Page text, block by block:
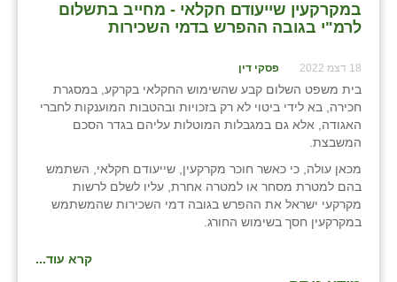
במקרקעין שייעודם חקלאי - מחייב בתשלום
לרמ"י בגובה ההפרש בדמי השכירות
18 דצמ 2022 פסקי דין
בית משפט השלום קבע שהשימוש החקלאי בקרקע, במסגרת
חכירה, בא לידי ביטוי לא רק בזכויות ובהטבות המוענקות לחברי
האגודה, אלא גם במגבלות המוטלות עליהם בגדר הסכם
המשבצת.
מכאן עולה, כי כאשר חוכר מקרקעין, שייעודם חקלאי, השתמש
בהם למטרת מסחר או למטרה אחרת, עליו לשלם לרשות
מקרקעי ישראל את ההפרש בגובה דמי השכירות שהמשתמש
במקרקעין חסך בשימוש החורג.
קרא עוד...